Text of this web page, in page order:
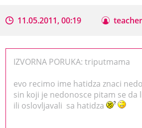
11.05.2011, 00:19
IZVORNA PORUKA: triputmama
evo recimo ime hatidza znaci
sin koji je nedonosce pitam se da
ili oslovljavali sa hatidza